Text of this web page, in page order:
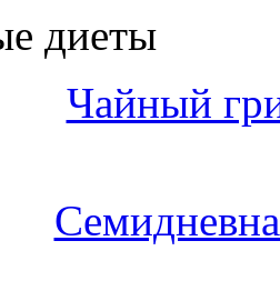
диеты
Чайный